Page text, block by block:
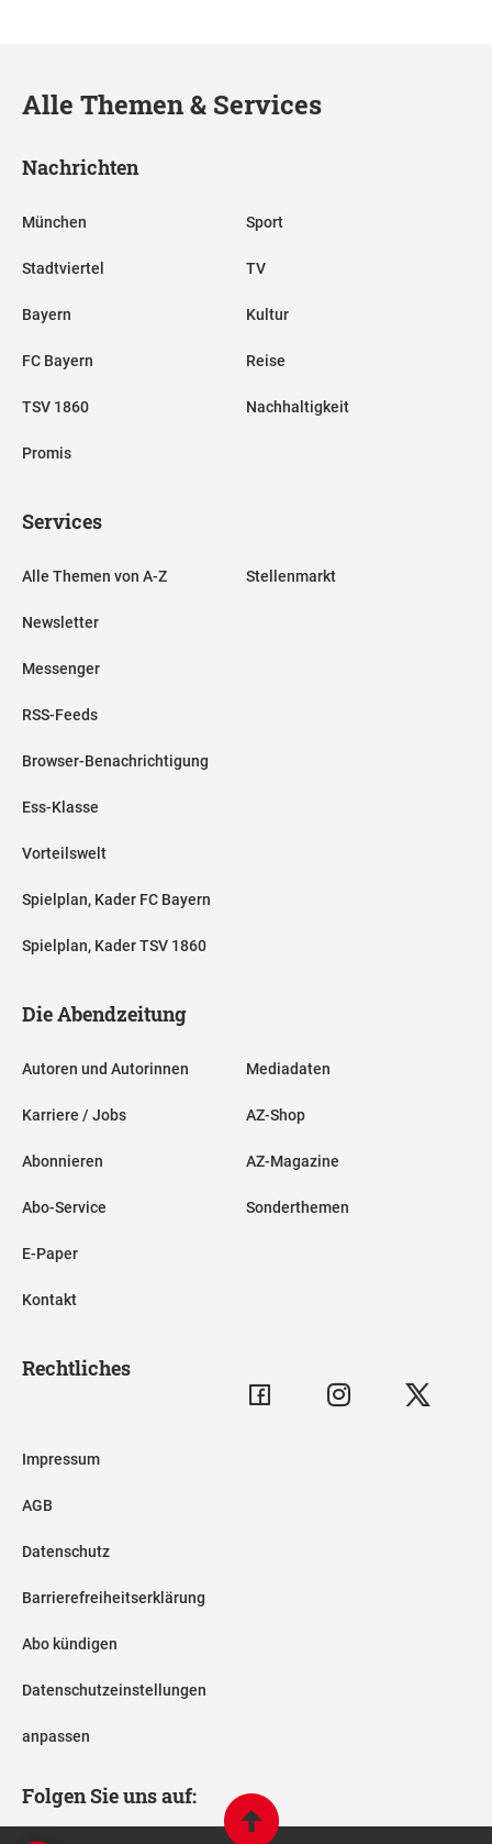
Alle Themen & Services
Nachrichten
München
Stadtviertel
Bayern
FC Bayern
TSV 1860
Promis
Sport
TV
Kultur
Reise
Nachhaltigkeit
Services
Alle Themen von A-Z
Newsletter
Messenger
RSS-Feeds
Browser-Benachrichtigung
Ess-Klasse
Vorteilswelt
Spielplan, Kader FC Bayern
Spielplan, Kader TSV 1860
Stellenmarkt
Die Abendzeitung
Autoren und Autorinnen
Karriere / Jobs
Abonnieren
Abo-Service
E-Paper
Kontakt
Mediadaten
AZ-Shop
AZ-Magazine
Sonderthemen
Rechtliches
Impressum
AGB
Datenschutz
Barrierefreiheitserklärung
Abo kündigen
Datenschutzeinstellungen
anpassen
Folgen Sie uns auf: